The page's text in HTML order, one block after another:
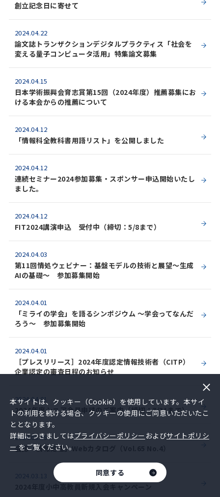
創立記念日に寄せて
2024.04.22
論文誌トランザクションデジタルプラクティス「社会を
変える量子コンピュータ活用」特集論文募集
2024.04.15
日本学術振興会育志賞第15回（2024年度）推薦募集にお
ける本会からの推薦について
2024.04.12
「情報科全教科書用語リスト」を公開しました
2024.04.12
連続セミナー2024参加募集・スポンサー申込開始いたし
ました。
2024.04.12
FIT2024講演申込 受付中（締切：5/8まで）
2024.04.03
第11回情処ウェビナー：基盤モデルの技術と展望～生成
AIの基礎～ 参加募集開始
2024.04.01
「ミライの学会」を語るシンポジウム ～学会ってなんだ
ろう～ 参加募集開始
2024.04.01
［プレスリリース］2024年度認定情報技術者（CITP）
企業認定の審査日程のお知らせ
2024.04.01
2024年度シニア会員申請のご案内（締切：7/31まで）
2024.03.15
会誌「情報処理」Webカタログ（Vol.65 No.4）
2024.03.13
本サイトは、クッキー（Cookie）を使用しています。本サイ
トの利用を続ける場合、クッキーの使用にご同意いただいたこ
ととなります。
詳細につきましてはプライバシーポリシー およびサイトポリシ
ー をご覧ください。
同意する